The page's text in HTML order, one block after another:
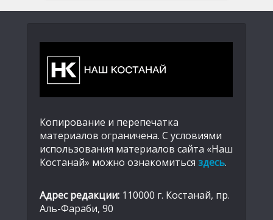
Копирование и перепечатка
материалов ограничена. С условиями
использования материалов сайта «Наш
Костанай» можно ознакомиться здесь.
Адрес редакции: 110000 г. Костанай, пр.
Аль-Фараби, 90